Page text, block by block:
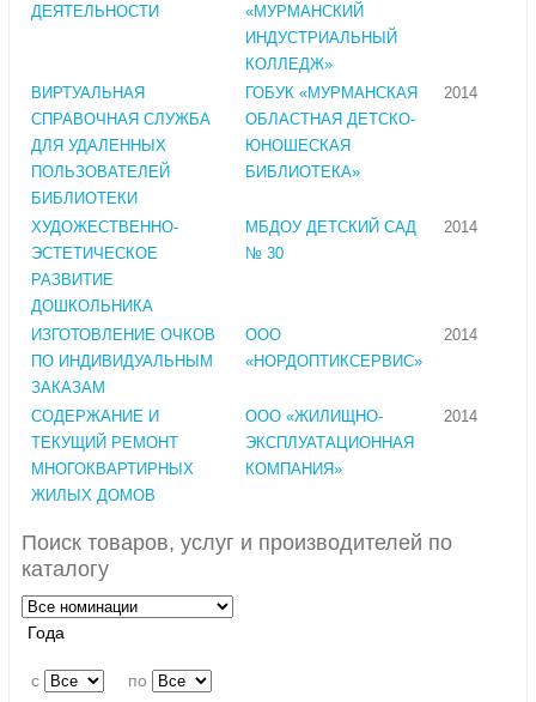
ДЕЯТЕЛЬНОСТИ
«МУРМАНСКИЙ
ИНДУСТРИАЛЬНЫЙ
КОЛЛЕДЖ»
ВИРТУАЛЬНАЯ
СПРАВОЧНАЯ СЛУЖБА
ДЛЯ УДАЛЕННЫХ
ПОЛЬЗОВАТЕЛЕЙ
БИБЛИОТЕКИ
ГОБУК «МУРМАНСКАЯ
ОБЛАСТНАЯ ДЕТСКО-
ЮНОШЕСКАЯ
БИБЛИОТЕКА»
2014
ХУДОЖЕСТВЕННО-
ЭСТЕТИЧЕСКОЕ
РАЗВИТИЕ
ДОШКОЛЬНИКА
МБДОУ ДЕТСКИЙ САД
№ 30
2014
ИЗГОТОВЛЕНИЕ ОЧКОВ
ПО ИНДИВИДУАЛЬНЫМ
ЗАКАЗАМ
ООО
«НОРДОПТИКСЕРВИС»
2014
СОДЕРЖАНИЕ И
ТЕКУЩИЙ РЕМОНТ
МНОГОКВАРТИРНЫХ
ЖИЛЫХ ДОМОВ
ООО «ЖИЛИЩНО-
ЭКСПЛУАТАЦИОННАЯ
КОМПАНИЯ»
2014
Поиск товаров, услуг и производителей по
каталогу
Года
c по